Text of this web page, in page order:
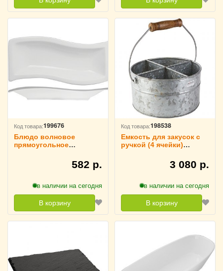
Код товара:199676
Блюдо волновое
прямоугольное
L=205 мм B=80 мм
KunstWerk, 3020730582 р.
в наличии на сегодня
В корзину
Код товара:198538
Емкость для закусок с
ручкой (4 ячейки)
ProHotel, 40813453 080 р.
в наличии на сегодня
В корзину